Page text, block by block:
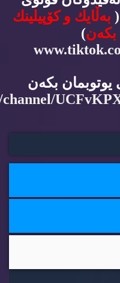
به‌ڵایك و كۆپیلینك
بكه‌ن)
بكه‌ن